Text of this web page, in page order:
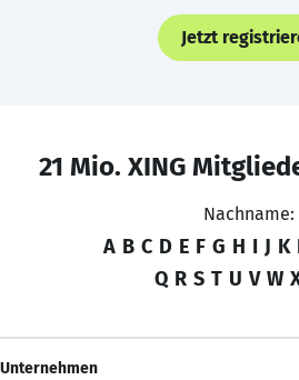
Jetzt
21 Mio. XING
Nachname:
A B C D E F G H I J K
Q R S T U V W
Unternehmen